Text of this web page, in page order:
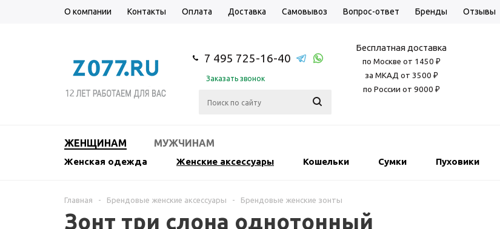
О компании Контакты Оплата Доставка Самовывоз Вопрос-ответ Бренды Отзывы
7 495 725-16-40
Заказать звонок
Бесплатная доставка
по Москве от 1450 ₽
за МКАД от 3500 ₽
по России от 9000 ₽
ЖЕНЩИНАМ МУЖЧИНАМ
Женская одежда Женские аксессуары Кошельки Сумки Пуховики
Главная - Брендовые женские аксессуары - Брендовые женские зонты
Зонт три слона однотонный